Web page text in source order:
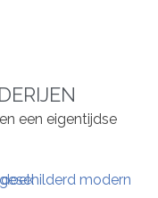
een eigentijdse